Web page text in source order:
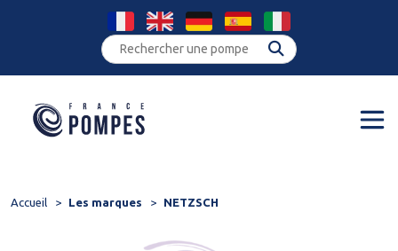
Panneau de gestion des cookies
Accueil Les marques NETZSCH